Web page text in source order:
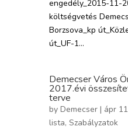
engedély_2015-11-
költségvetés
Borzsova_kp
út_UF-1...
Demecser Város
2017.évi
terve
by Demecser | ápr
lista, Szabályzatok